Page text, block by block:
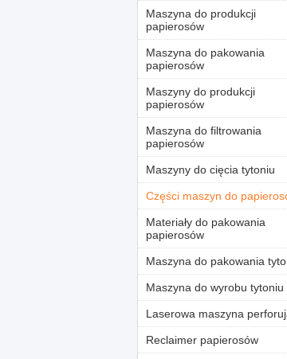
Maszyna do produkcji
papierosów
Maszyna do pakowania
papierosów
Maszyny do produkcji
papierosów
Maszyna do filtrowania
papierosów
Maszyny do cięcia tytoniu
Części maszyn do
Materiały do ​​pakowania
papierosów
Maszyna do pakowania
Maszyna do wyrobu tytoniu
Laserowa maszyna
Reclaimer papierosów